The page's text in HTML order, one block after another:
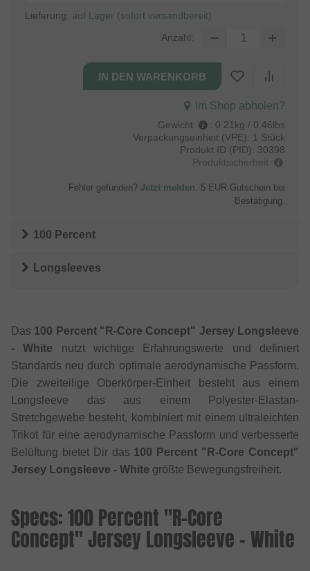
Lieferung: auf Lager (sofort versandbereit)
Anzahl:
im Shop abholen?
Gewicht : 0.21kg / 0.46lbs
Verpackungseinheit (VPE): 1 Stück
Produkt ID (PID): 30398
Produktsicherheit
Fehler gefunden? Jetzt melden . 5 EUR Gutschein bei
Bestätigung.
100 Percent
Long­sleeves
Das 100 Percent "R-Core Concept" Jersey Longsleeve
- White nutzt wichtige Erfahrungswerte und definiert
Standards neu durch optimale aerodynamische Passform.
Die zweiteilige Oberkörper-Einheit besteht aus einem
Longsleeve das aus einem Polyester-Elastan-
Stretchgewebe besteht, kombiniert mit einem ultraleichten
Trikot für eine aerodynamische Passform und verbesserte
Belüftung bietet Dir das 100 Percent "R-Core Concept"
Jersey Longsleeve - White größte Bewegungsfreiheit.
Specs: 100 Percent "R-Core
Concept" Jersey Longsleeve - White